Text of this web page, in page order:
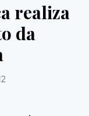
realiza
da